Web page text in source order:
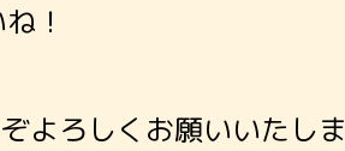
！
よろしくお願いいたしま